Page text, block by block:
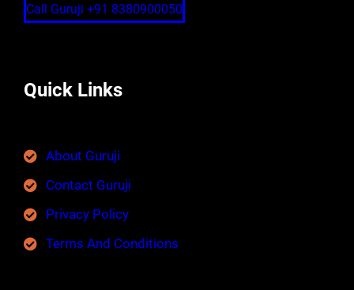
Call Guruji +91 8380900050
Quick Links
About Guruji
Contact Guruji
Privacy Policy
Terms And Conditions